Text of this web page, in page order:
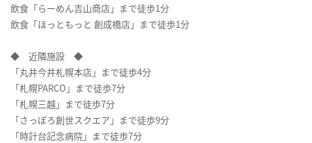
飲食「らーめん吉山商店」まで徒歩1分
飲食「ほっともっと 創成橋店」まで徒歩1分
◆ 近隣施設 ◆
「丸井今井札幌本店」まで徒歩4分
「札幌PARCO」まで徒歩7分
「札幌三越」まで徒歩7分
「さっぽろ創世スクエア」まで徒歩9分
「時計台記念病院」まで徒歩7分